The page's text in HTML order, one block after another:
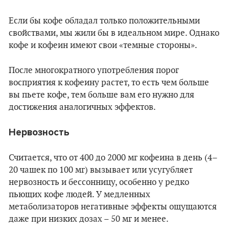
Если бы кофе обладал только положительными
свойствами, мы жили бы в идеальном мире. Однако
кофе и кофеин имеют свои «темные стороны».
После многократного употребления порог
восприятия к кофеину растет, то есть чем больше
вы пьете кофе, тем больше вам его нужно для
достижения аналогичных эффектов.
Нервозность
Считается, что от 400 до 2000 мг кофеина в день (4–
20 чашек по 100 мг) вызывает или усугубляет
нервозность и бессонницу, особенно у редко
пьющих кофе людей. У медленных
метаболизаторов негативные эффекты ощущаются
даже при низких дозах – 50 мг и менее.